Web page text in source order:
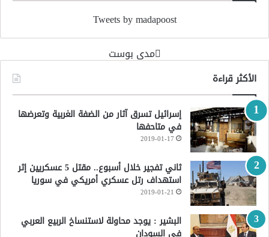
Tweets by madapoost
‏مدى بوست‏
الأكثر قراءة
إسرائيل تسرق آثار من الضفة الغربية وتعرضها
في متاحفها
2019-01-17
ثاني تفجير خلال أسبوع.. مقتل 5 عسكريين إثر
استهداف رتل عسكري أمريكي في سوريا
2019-01-21
البشير : يوجد محاولة لاستنساخ الربيع العربي
في السودان